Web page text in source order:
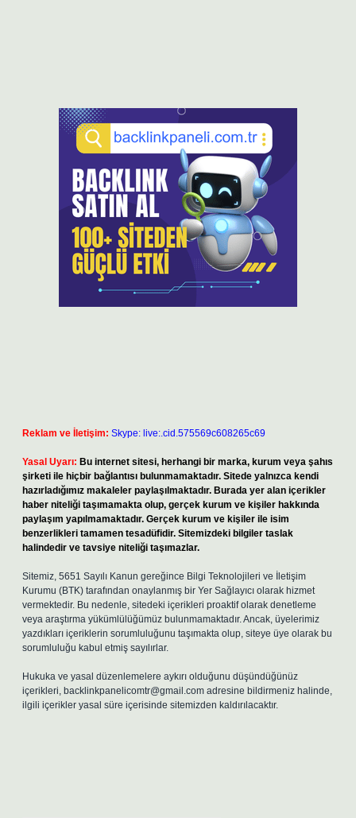
Reklam ve İletişim: Skype: live:.cid.575569c608265c69
Yasal Uyarı: Bu internet sitesi, herhangi bir marka, kurum veya şahıs
şirketi ile hiçbir bağlantısı bulunmamaktadır. Sitede yalnızca kendi
hazırladığımız makaleler paylaşılmaktadır. Burada yer alan içerikler
haber niteliği taşımamakta olup, gerçek kurum ve kişiler hakkında
paylaşım yapılmamaktadır. Gerçek kurum ve kişiler ile isim
benzerlikleri tamamen tesadüfidir. Sitemizdeki bilgiler taslak
halindedir ve tavsiye niteliği taşımazlar.
Sitemiz, 5651 Sayılı Kanun gereğince Bilgi Teknolojileri ve İletişim
Kurumu (BTK) tarafından onaylanmış bir Yer Sağlayıcı olarak hizmet
vermektedir. Bu nedenle, sitedeki içerikleri proaktif olarak denetleme
veya araştırma yükümlülüğümüz bulunmamaktadır. Ancak, üyelerimiz
yazdıkları içeriklerin sorumluluğunu taşımakta olup, siteye üye olarak bu
sorumluluğu kabul etmiş sayılırlar.
Hukuka ve yasal düzenlemelere aykırı olduğunu düşündüğünüz
içerikleri, backlinkpanelicomtr@gmail.com adresine bildirmeniz halinde,
ilgili içerikler yasal süre içerisinde sitemizden kaldırılacaktır.